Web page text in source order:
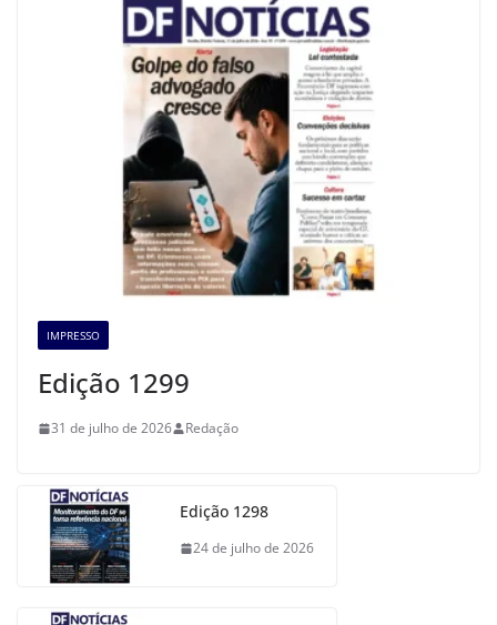
IMPRESSO
Edição 1299
31 de julho de 2026 Redação
Edição 1298
24 de julho de 2026